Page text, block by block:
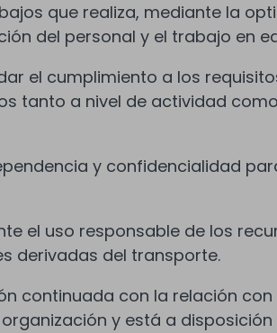
que realiza, mediante la
del personal y el trabajo en
el cumplimiento a los
tanto a nivel de actividad
y confidencialidad
el uso responsable de los
derivadas del transporte.
continuada con la relación con
y está a